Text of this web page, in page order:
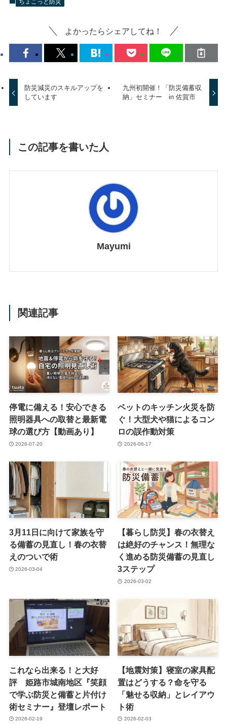
ちょこっと防災
よかったらシェアしてね！
防災減災のスキルアップを
しています
九州初開催！「防災備蓄収
納」セミナー in 佐賀市
この記事を書いた人
Mayumi
関連記事
停電に備える！安心できる
照明器具への取替と最新電
球の選び方【動画あり】
2026-07-20
ペットのキッチン火災を防
ぐ！大型犬や猫によるコン
ロの誤作動対策
2026-06-17
3月11日に向けて家族を守
る備蓄の見直し！春の衣替
えのついで術
2026-03-04
【暮らし防災】春の衣替え
は絶好のチャンス！無理な
く進める防災備蓄の見直し
3ステップ
2026-03-02
これなら出来る！と大好
評 姫路市城南地区『笑顔
で学ぶ防災と備蓄と片付け
術セミナー』登壇レポート
2026-02-19
【地震対策】寝室の家具配
置はどうする？命を守る
「魅せる収納」とレイアウ
ト術
2026-02-03